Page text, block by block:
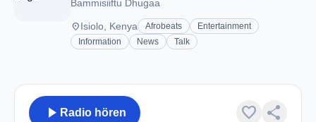
Bammisiiftu Dhugaa
placeIsiolo, Kenya Afrobeats
Entertainment
Information
News Talk
play_arrow Radio hören favorite share